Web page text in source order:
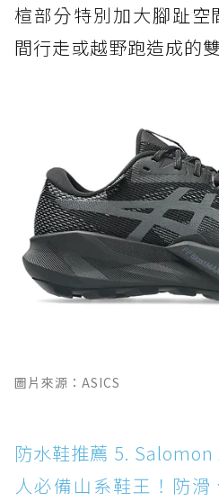
楦部分特別加大腳趾
間行走或越野跑造成的
圖片來源：ASICS
防水鞋推薦 5. Salomon
人必備山系鞋王！防